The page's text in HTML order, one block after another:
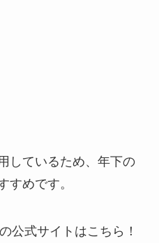
しているため、年下の
すめです。
公式サイトはこちら！